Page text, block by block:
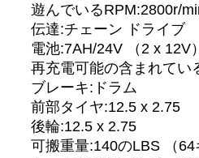
遊んでいるRPM:2800r/
伝達:チェーン ドライブ
電池:7AH/24V （2 x 12V
再充電可能の含まれてい
ブレーキ:ドラム
前部タイヤ:12.5 x 2.75
後輪:12.5 x 2.75
可搬重量:140のLBS （64